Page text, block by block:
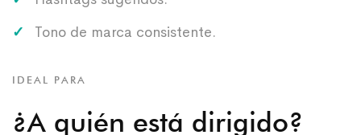
Tono de marca consistente.
IDEAL PARA
¿A quién está dirigido?